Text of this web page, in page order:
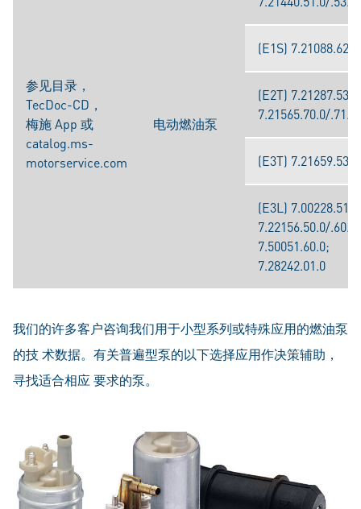
参见目录，
TecDoc-CD，
梅施 App 或
catalog.ms-
motorservice.com
电动燃油泵
(E1S) 7.21088.62.0
(E2T)
7.21565.70.0/.71.0
(E3T)
(E3L)
7.22156.50.0/
7.50051.60.0;
7.28242.01.0
我们的许多客户咨询我们用于小型系列或特殊应用的燃油泵
的技 术数据。有关普遍型泵的以下选择应用作决策辅助，
寻找适合相应 要求的泵。